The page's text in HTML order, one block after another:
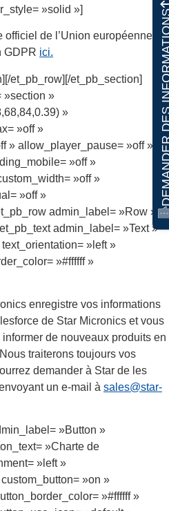
»solid »]
de l’Union européenne
GDPR ici.
et_pb_row][/et_pb_section]
»section »
»
»off »
» allow_player_pause= »off »
»off »
»off »
»off »
admin_label= »Row »]
admin_label= »Text »
»left »
»#ffffff »
enregistre vos informations
de Star Micronics et vous
de nouveaux produits en
traiterons toujours vos
demander à Star de les
un e-mail à sales@star-
»Button »
»Charte de
»left »
»on »
»#ffffff »